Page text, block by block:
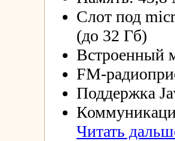
Слот под
(до 32 Гб)
Встроенный
FM-
Поддержка
Читать